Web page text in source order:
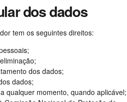
dos dados
tem os seguintes direitos:
dos dados;
dados;
qualquer momento, quando aplicável;